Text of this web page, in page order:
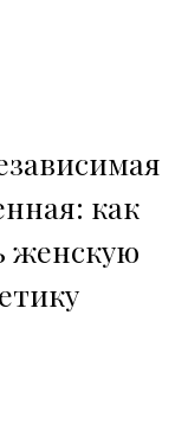
как
женскую